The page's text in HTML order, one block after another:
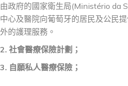
由政府的國家衛生局(Ministério da
中心及醫院向葡萄牙的居民及公民
外的護理服務。
2. 社會醫療保險計劃；
3. 自願私人醫療保險；